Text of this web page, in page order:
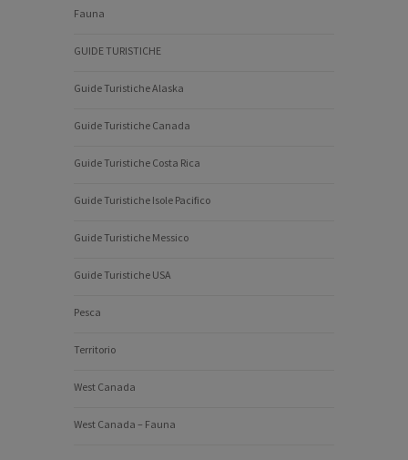
Fauna
GUIDE TURISTICHE
Guide Turistiche Alaska
Guide Turistiche Canada
Guide Turistiche Costa Rica
Guide Turistiche Isole Pacifico
Guide Turistiche Messico
Guide Turistiche USA
Pesca
Territorio
West Canada
West Canada – Fauna